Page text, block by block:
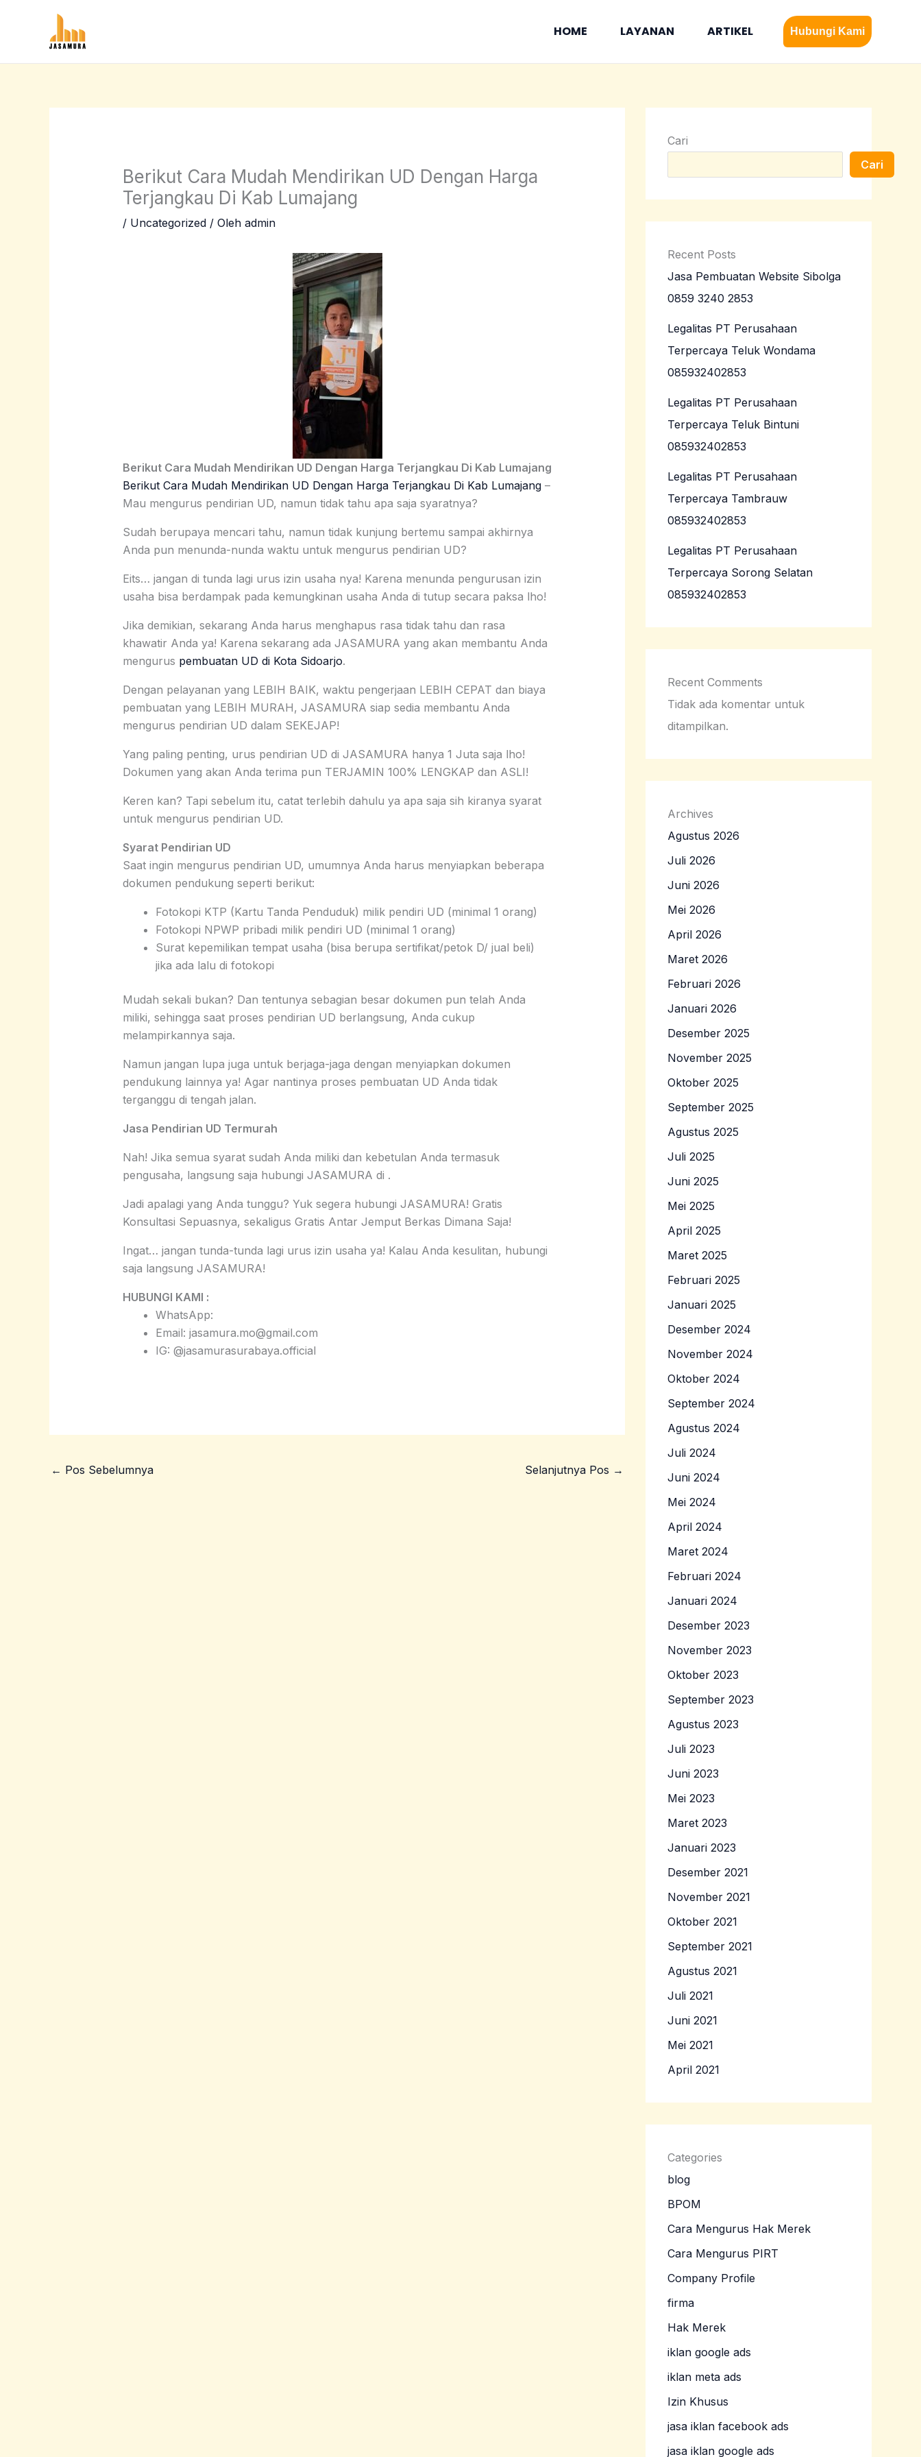
HOME LAYANAN ARTIKEL Hubungi Kami
Berikut Cara Mudah Mendirikan UD Dengan Harga
Terjangkau Di Kab Lumajang
/ Uncategorized/ Oleh admin
Berikut Cara Mudah Mendirikan UD Dengan Harga Terjangkau Di Kab Lumajang
Berikut Cara Mudah Mendirikan UD Dengan Harga Terjangkau Di Kab Lumajang–
Mau mengurus pendirian UD, namun tidak tahu apa saja syaratnya?
Sudah berupaya mencari tahu, namun tidak kunjung bertemu sampai akhirnya
Anda pun menunda-nunda waktu untuk mengurus pendirian UD?
Eits… jangan di tunda lagi urus izin usaha nya! Karena menunda pengurusan izin
usaha bisa berdampak pada kemungkinan usaha Anda di tutup secara paksa lho!
Jika demikian, sekarang Anda harus menghapus rasa tidak tahu dan rasa
khawatir Anda ya! Karena sekarang ada JASAMURA yang akan membantu Anda
mengurus pembuatan UD di Kota Sidoarjo.
Dengan pelayanan yang LEBIH BAIK, waktu pengerjaan LEBIH CEPAT dan biaya
pembuatan yang LEBIH MURAH, JASAMURA siap sedia membantu Anda
mengurus pendirian UD dalam SEKEJAP!
Yang paling penting, urus pendirian UD di JASAMURA hanya 1 Juta saja lho!
Dokumen yang akan Anda terima pun TERJAMIN 100% LENGKAP dan ASLI!
Keren kan? Tapi sebelum itu, catat terlebih dahulu ya apa saja sih kiranya syarat
untuk mengurus pendirian UD.
Syarat Pendirian UD
Saat ingin mengurus pendirian UD, umumnya Anda harus menyiapkan beberapa
dokumen pendukung seperti berikut:
Fotokopi KTP (Kartu Tanda Penduduk) milik pendiri UD (minimal 1 orang)
Fotokopi NPWP pribadi milik pendiri UD (minimal 1 orang)
Surat kepemilikan tempat usaha (bisa berupa sertifikat/petok D/ jual beli)
jika ada lalu di fotokopi
Mudah sekali bukan? Dan tentunya sebagian besar dokumen pun telah Anda
miliki, sehingga saat proses pendirian UD berlangsung, Anda cukup
melampirkannya saja.
Namun jangan lupa juga untuk berjaga-jaga dengan menyiapkan dokumen
pendukung lainnya ya! Agar nantinya proses pembuatan UD Anda tidak
terganggu di tengah jalan.
Jasa Pendirian UD Termurah
Nah! Jika semua syarat sudah Anda miliki dan kebetulan Anda termasuk
pengusaha, langsung saja hubungi JASAMURA di .
Jadi apalagi yang Anda tunggu? Yuk segera hubungi JASAMURA! Gratis
Konsultasi Sepuasnya, sekaligus Gratis Antar Jemput Berkas Dimana Saja!
Ingat… jangan tunda-tunda lagi urus izin usaha ya! Kalau Anda kesulitan, hubungi
saja langsung JASAMURA!
HUBUNGI KAMI :
WhatsApp:
Email: jasamura.mo@gmail.com
IG: @jasamurasurabaya.official
← Pos Sebelumnya Selanjutnya Pos →
Cari
Cari
Recent Posts
Jasa Pembuatan Website Sibolga
0859 3240 2853
Legalitas PT Perusahaan
Terpercaya Teluk Wondama
085932402853
Legalitas PT Perusahaan
Terpercaya Teluk Bintuni
085932402853
Legalitas PT Perusahaan
Terpercaya Tambrauw
085932402853
Legalitas PT Perusahaan
Terpercaya Sorong Selatan
085932402853
Recent Comments
Tidak ada komentar untuk
ditampilkan.
Archives
Agustus 2026
Juli 2026
Juni 2026
Mei 2026
April 2026
Maret 2026
Februari 2026
Januari 2026
Desember 2025
November 2025
Oktober 2025
September 2025
Agustus 2025
Juli 2025
Juni 2025
Mei 2025
April 2025
Maret 2025
Februari 2025
Januari 2025
Desember 2024
November 2024
Oktober 2024
September 2024
Agustus 2024
Juli 2024
Juni 2024
Mei 2024
April 2024
Maret 2024
Februari 2024
Januari 2024
Desember 2023
November 2023
Oktober 2023
September 2023
Agustus 2023
Juli 2023
Juni 2023
Mei 2023
Maret 2023
Januari 2023
Desember 2021
November 2021
Oktober 2021
September 2021
Agustus 2021
Juli 2021
Juni 2021
Mei 2021
April 2021
Categories
blog
BPOM
Cara Mengurus Hak Merek
Cara Mengurus PIRT
Company Profile
firma
Hak Merek
iklan google ads
iklan meta ads
Izin Khusus
jasa iklan facebook ads
jasa iklan google ads